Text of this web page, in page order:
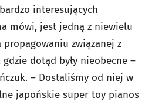
interesujących
mówi, jest jedną z niewielu
związanej z
dotąd były nieobecne –
– Dostaliśmy od niej w
japońskie super toy pianos